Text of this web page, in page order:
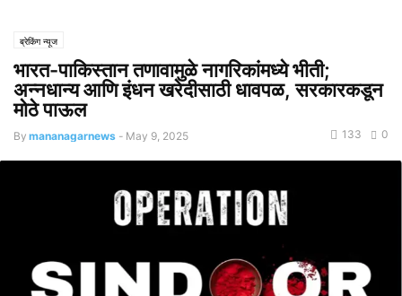
ब्रेकिंग न्यूज
भारत-पाकिस्तान तणावामुळे नागरिकांमध्ये भीती;
अन्नधान्य आणि इंधन खरेदीसाठी धावपळ, सरकारकडून
मोठे पाऊल
By mananagarnews - May 9, 2025 0
133